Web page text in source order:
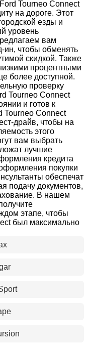
Tourneo Connect
на дороге. Этот
езды и
уровень
вам
ин, чтобы обменять
скидкой. Также
процентными
более доступной.
проверку
Tourneo Connect
и готов к
Tourneo Connect
драйв, чтобы на
этого
вам выбрать
лучшие
кредита
покупки
обеспечат
подачу документов,
В нашем
этапе, чтобы
был максимально